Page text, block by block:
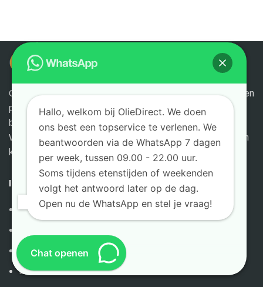
OlieDirect is de gespecialiseerde webshop voor bedrijven en
particulieren. Sinds 1955 leveren wij oliën, brandstoffen,
brandstoftanks, opslagtanks en aanverwante producten.
Wij leveren in geheel Nederland en België rechtstreeks aan
klanten vanuit ons magazijn en kantoor in Weerselo.
INFORMATIE
Algemene Voorwaarden
Cookie beleid
Bestellen & Leveren
Hallo, welkom bij OlieDirect. We doen
ons best een topservice te verlenen. We
beantwoorden via de WhatsApp 7 dagen
per week, tussen 09.00 - 22.00 uur.
Soms tijdens etenstijden of weekenden
volgt het antwoord later op de dag.
Open nu de WhatsApp en stel je vraag!
Chat openen